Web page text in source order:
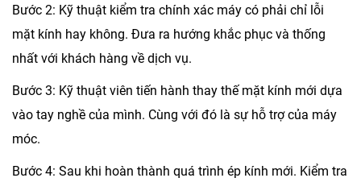
Bước 2: Kỹ thuật kiểm tra chính xác máy có phải chỉ lỗi
mặt kính hay không. Đưa ra hướng khắc phục và thống
nhất với khách hàng về dịch vụ.
Bước 3: Kỹ thuật viên tiến hành thay thế mặt kính mới dựa
vào tay nghề của mình. Cùng với đó là sự hỗ trợ của máy
móc.
Bước 4: Sau khi hoàn thành quá trình ép kính mới. Kiểm tra